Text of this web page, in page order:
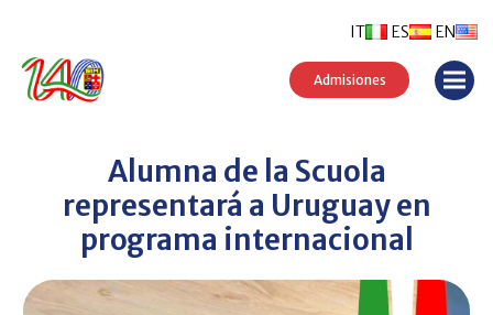
ES EN
IT
Admisiones
Alumna de la Scuola
representará a Uruguay en
programa internacional